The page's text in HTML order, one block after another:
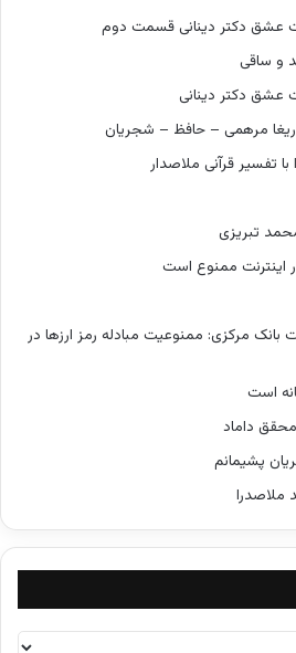
عشق دکتر دینانی قسمت دوم
و ساقی
دکتر دینانی
مرهمی – حافظ – شجریان
تفسیر قرآنی ملاصدار
تبریزی
اینترنت ممنوع است
بانک مرکزی: ممنوعیت مبادله رمز ارزها در
است
داماد
پشیمانم
ملاصدرا